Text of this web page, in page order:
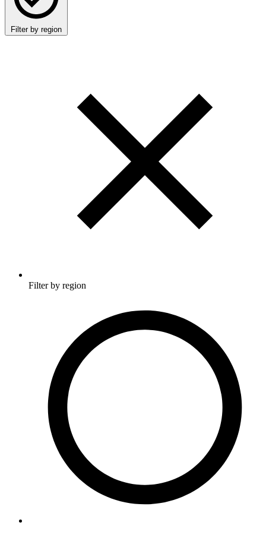
Filter by region
Filter by region